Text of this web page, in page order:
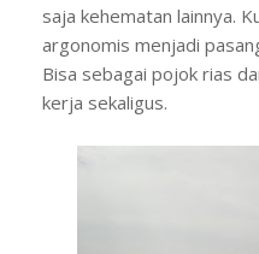
saja kehematan lainnya.
argonomis menjadi
Bisa sebagai pojok rias
kerja sekaligus.